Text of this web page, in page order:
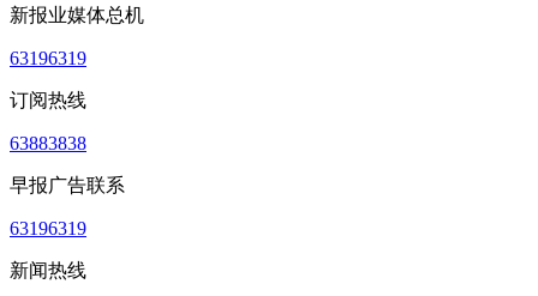
新报业媒体总机
63196319
订阅热线
63883838
早报广告联系
63196319
新闻热线